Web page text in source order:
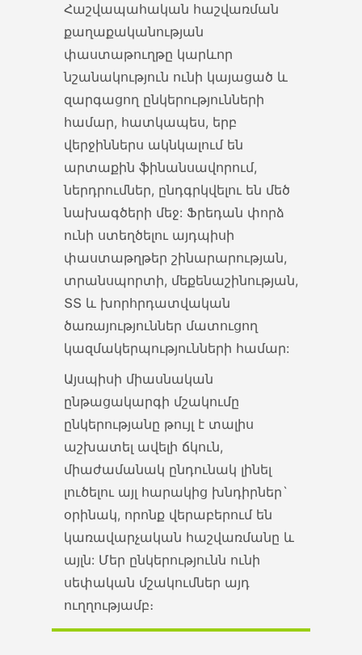
Սոցիալիստական
Հանրապետության ծագում
ունեցող երկարահատիկ բրնձի
առանձին տեսակների (ԵԱՏՄ ԱՏԳ
ԱԱ 1006 30 670 1 և 1006 30 980 1)
ներմուծումը Վիետնամի
Սոցիալիստական
Հանրապետությունից
թույլատրվում է 0 տոկոս
ներմուծման մաքսատուրքի
դրույքաչափի կիրառման
պայմանով` 400 տոննայից ոչ
ավելի ծավալով` լիցենզիայի
առկայության դեպքում:
https://www.arlis.am/DocumentView.aspx?
DocID=161227
13 Apr 2022
ՀՀ տարածք ներմուծվող
թռչնամսի նկատմամբ
սակագնային քվոտա կիրառելու
մասին...
13 Apr 2022
Իրազեկման թերթիկներ, բուկլետներ
ԻՐԱԶԵԿՄԱՆ ԹԵՐԹԻԿՆԵՐ ԵՎ
Հաշվապահական հաշվառման
քաղաքականության
փաստաթուղթը կարևոր
նշանակություն ունի կայացած և
զարգացող ընկերությունների
համար, հատկապես, երբ
վերջիններս ակնկալում են
արտաքին ֆինանսավորում,
ներդրումներ, ընդգրկվելու են մեծ
նախագծերի մեջ: Ֆրեդան փորձ
ունի ստեղծելու այդպիսի
փաստաթղթեր շինարարության,
տրանսպորտի, մեքենաշինության,
ՏՏ և խորհրդատվական
ծառայություններ մատուցող
կազմակերպությունների համար:
Այսպիսի միասնական
ընթացակարգի մշակումը
ընկերությանը թույլ է տալիս
աշխատել ավելի ճկուն,
միաժամանակ ընդունակ լինել
լուծելու այլ հարակից խնդիրներ`
օրինակ, որոնք վերաբերում են
կառավարչական հաշվառմանը և
այլն: Մեր ընկերությունն ունի
սեփական մշակումներ այդ
ուղղությամբ։